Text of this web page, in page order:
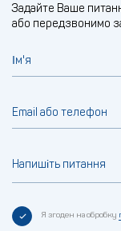
Задайте Ваше
або передзвонимо
Ім'я
Email або телефон
Напишіть питання
Я згоден на обробку